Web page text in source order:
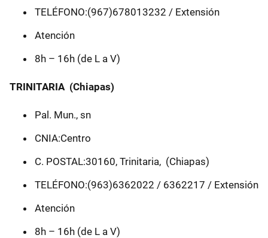
TELÉFONO:(967)678013232 / Extensión
Atención
8h – 16h (de L a V)
TRINITARIA (Chiapas)
Pal. Mun., sn
CNIA:Centro
C. POSTAL:30160, Trinitaria, (Chiapas)
TELÉFONO:(963)6362022 / 6362217 / Extensión
Atención
8h – 16h (de L a V)